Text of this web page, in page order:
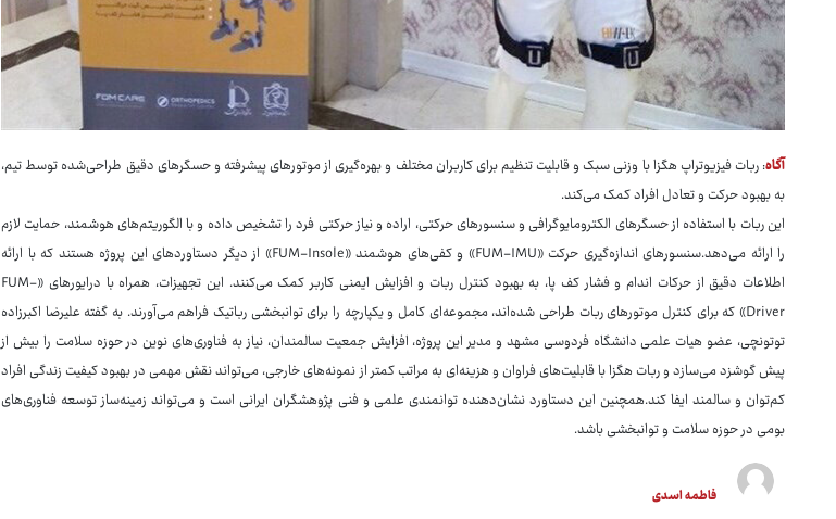
آگاه: ربات فیزیوتراپ هگزا با وزنی سبک و قابلیت تنظیم برای کاربران مختلف و بهره‌گیری از موتورهای پیشرفته و حسگرهای دقیق طراحی‌شده توسط تیم،
به بهبود حرکت و تعادل افراد کمک می‌کند.
این ربات با استفاده از حسگرهای الکترومایوگرافی و سنسورهای حرکتی، اراده و نیاز حرکتی فرد را تشخیص داده و با الگوریتم‌های هوشمند، حمایت لازم
را ارائه می‌دهد.سنسورهای اندازه‌گیری حرکت «FUM-IMU» و کفی‌های هوشمند «FUM-Insole» از دیگر دستاوردهای این پروژه هستند که با ارائه
اطلاعات دقیق از حرکات اندام و فشار کف پا، به بهبود کنترل ربات و افزایش ایمنی کاربر کمک می‌کنند. این تجهیزات، همراه با درایورهای «FUM-
Driver» که برای کنترل موتورهای ربات طراحی شده‌اند، مجموعه‌ای کامل و یکپارچه را برای توانبخشی رباتیک فراهم می‌آورند. به گفته‌ علیرضا اکبرزاده
توتونچی، عضو هیات علمی دانشگاه فردوسی مشهد و مدیر این پروژه‌، افزایش جمعیت سالمندان، نیاز به فناوری‌های نوین در حوزه سلامت را بیش از
پیش گوشزد می‌سازد و ربات هگزا با قابلیت‌های فراوان و هزینه‌ای به مراتب کمتر از نمونه‌های خارجی، می‌تواند نقش مهمی در بهبود کیفیت زندگی افراد
کم‌توان و سالمند ایفا کند.همچنین این دستاورد نشان‌دهنده توانمندی علمی و فنی پژوهشگران ایرانی است و می‌تواند زمینه‌ساز توسعه فناوری‌های
بومی در حوزه سلامت و توانبخشی باشد.
فاطمه اسدی